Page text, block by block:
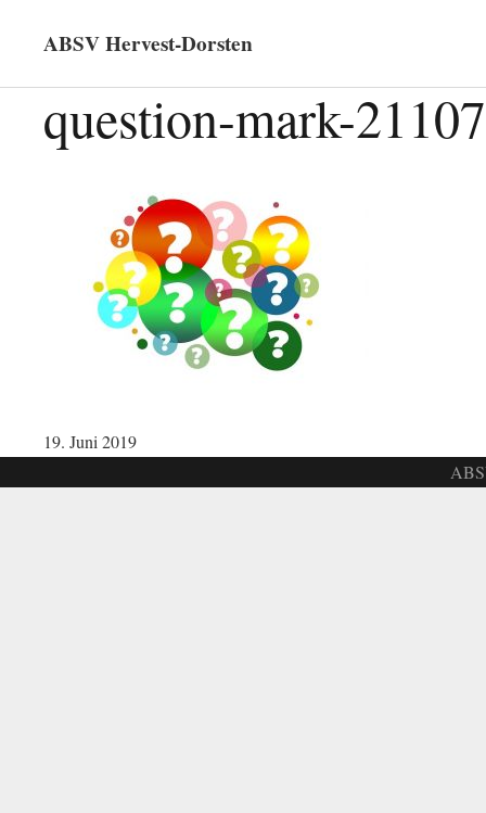
ABSV Hervest-Dorsten
question-mark-
19. Juni 2019